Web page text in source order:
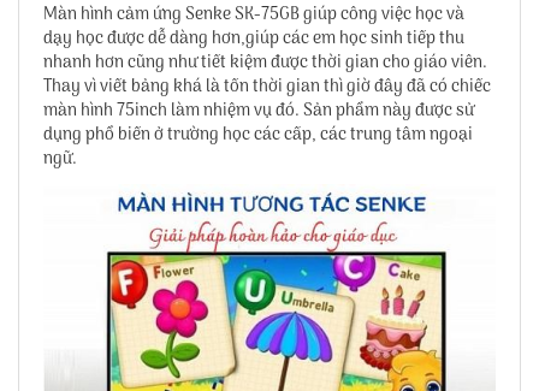
Màn hình cảm ứng Senke SK-75GBgiúp công việc học và
dạy học được dễ dàng hơn,giúp các em học sinh tiếp thu
nhanh hơn cũng như tiết kiệm được thời gian cho giáo viên.
Thay vì viết bảng khá là tốn thời gian thì giờ đây đã có chiếc
màn hình 75inch làm nhiệm vụ đó. Sản phẩm này được sử
dụng phổ biến ở trường học các cấp, các trung tâm ngoại
ngữ.